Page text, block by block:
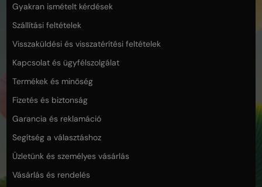
Gyakran ismételt kérdések
Szállítási feltételek
Visszaküldési és visszatérítési feltételek
Kapcsolat és ügyfélszolgálat
Termékek és minőség
Fizetés és biztonság
Garancia és reklamáció
Segítség a választáshoz
Üzletünk és személyes vásárlás
Vásárlás és rendelés